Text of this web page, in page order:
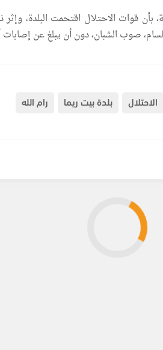
بأن قوات الاحتلال اقتحمت البلدة،
صوب الشبان، دون أن يبلغ عن إصابات
الاحتلال بلدة بيت ريما رام الله